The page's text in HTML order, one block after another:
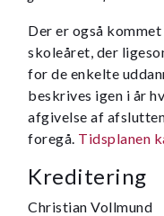
Der er også
skoleåret, der
for de enkelte
beskrives igen i år
afgivelse af
foregå. Tidsplanen
Kreditering
Christian Vollmund